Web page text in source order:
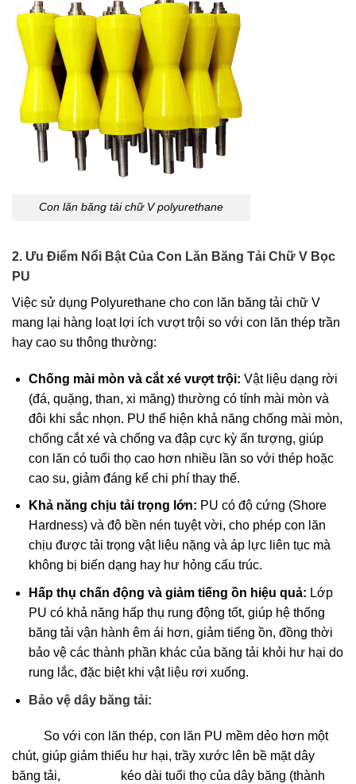
Con lăn băng tải chữ V polyurethane
2. Ưu Điểm Nổi Bật Của Con Lăn Băng Tải Chữ V Bọc
PU
Việc sử dụng Polyurethane cho con lăn băng tải chữ V
mang lại hàng loạt lợi ích vượt trội so với con lăn thép trần
hay cao su thông thường:
Chống mài mòn và cắt xé vượt trội: Vật liệu dạng rời
(đá, quặng, than, xi măng) thường có tính mài mòn và
đôi khi sắc nhọn. PU thể hiện khả năng chống mài mòn,
chống cắt xé và chống va đập cực kỳ ấn tượng, giúp
con lăn có tuổi thọ cao hơn nhiều lần so với thép hoặc
cao su, giảm đáng kể chi phí thay thế.
Khả năng chịu tải trọng lớn: PU có độ cứng (Shore
Hardness) và độ bền nén tuyệt vời, cho phép con lăn
chịu được tải trọng vật liệu nặng và áp lực liên tục mà
không bị biến dạng hay hư hỏng cấu trúc.
Hấp thụ chấn động và giảm tiếng ồn hiệu quả: Lớp
PU có khả năng hấp thụ rung động tốt, giúp hệ thống
băng tải vận hành êm ái hơn, giảm tiếng ồn, đồng thời
bảo vệ các thành phần khác của băng tải khỏi hư hại do
rung lắc, đặc biệt khi vật liệu rơi xuống.
Bảo vệ dây băng tải:
So với con lăn thép, con lăn PU mềm dẻo hơn một
chút, giúp giảm thiểu hư hại, trầy xước lên bề mặt dây
băng tải, kéo dài tuổi thọ của dây băng (thành